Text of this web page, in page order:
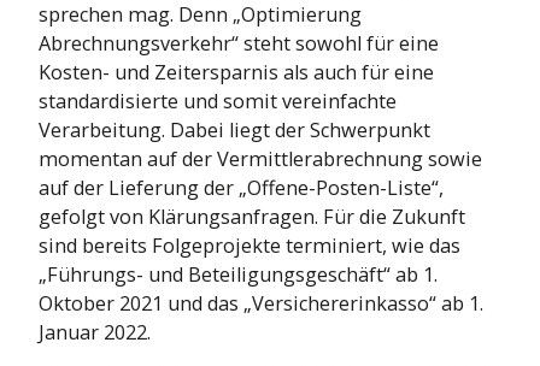
sprechen mag. Denn „Optimierung
Abrechnungsverkehr“ steht sowohl für eine
Kosten- und Zeitersparnis als auch für eine
standardisierte und somit vereinfachte
Verarbeitung. Dabei liegt der Schwerpunkt
momentan auf der Vermittlerabrechnung sowie
auf der Lieferung der „Offene-Posten-Liste“,
gefolgt von Klärungsanfragen. Für die Zukunft
sind bereits Folgeprojekte terminiert, wie das
„Führungs- und Beteiligungsgeschäft“ ab 1.
Oktober 2021 und das „Versichererinkasso“ ab 1.
Januar 2022.